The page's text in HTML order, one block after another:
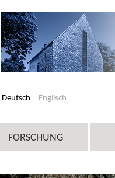
Deutsch Englisch
FORSCHUNG